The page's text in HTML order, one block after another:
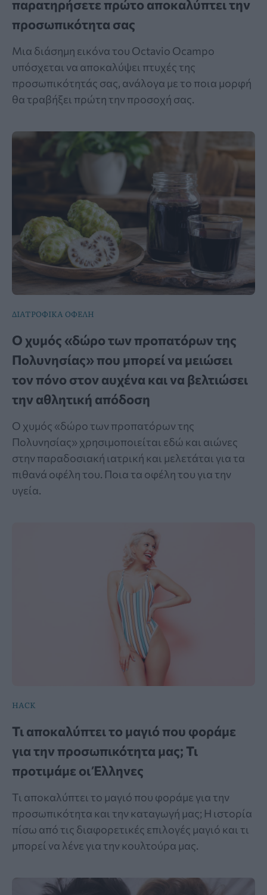
παρατηρήσετε πρώτο αποκαλύπτει την
προσωπικότητα σας
Μια διάσημη εικόνα του Octavio Ocampo
υπόσχεται να αποκαλύψει πτυχές της
προσωπικότητάς σας, ανάλογα με το ποια μορφή
θα τραβήξει πρώτη την προσοχή σας.
ΔΙΑΤΡΟΦΙΚΑ ΟΦΕΛΗ
Ο χυμός «δώρο των προπατόρων της
Πολυνησίας» που μπορεί να μειώσει
τον πόνο στον αυχένα και να βελτιώσει
την αθλητική απόδοση
Ο χυμός «δώρο των προπατόρων της
Πολυνησίας» χρησιμοποιείται εδώ και αιώνες
στην παραδοσιακή ιατρική και μελετάται για τα
πιθανά οφέλη του. Ποια τα οφέλη του για την
υγεία.
HACK
Τι αποκαλύπτει το μαγιό που φοράμε
για την προσωπικότητα μας; Τι
προτιμάμε οι Έλληνες
Τι αποκαλύπτει το μαγιό που φοράμε για την
προσωπικότητα και την καταγωγή μας; Η ιστορία
πίσω από τις διαφορετικές επιλογές μαγιό και τι
μπορεί να λένε για την κουλτούρα μας.